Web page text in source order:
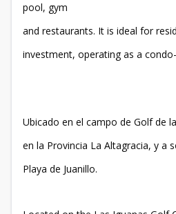
pool, gym
and restaurants. It is ideal for
investment, operating as a
Ubicado en el campo de Golf de
en la Provincia La Altagracia, y a
Playa de Juanillo.